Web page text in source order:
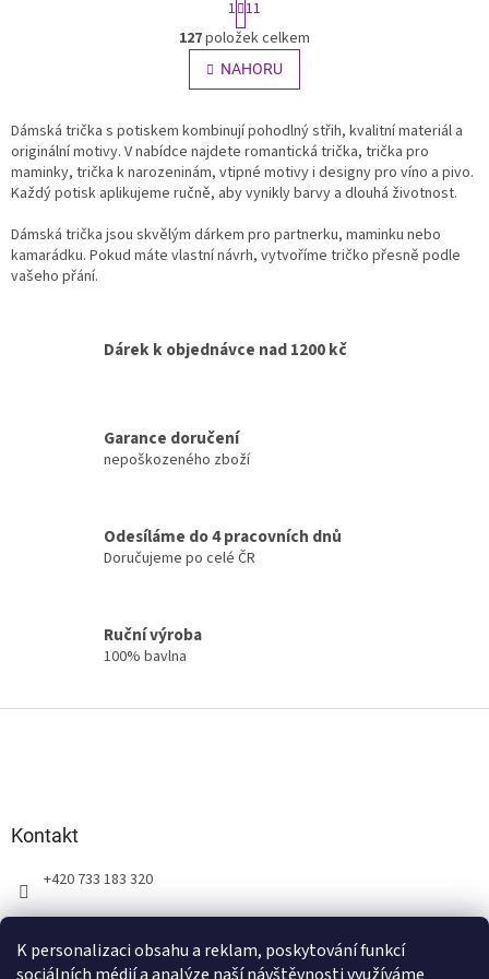
K personalizaci obsahu a reklam, poskytování funkcí
O
v
l
á
a
c
í
p
v
k
i
t
r
á
n
k
v
á
n
í
1 11
127položek celkem
NAHORU
Dámská trička s potiskem kombinují pohodlný střih, kvalitní materiál a
originální motivy. V nabídce najdete romantická trička, trička pro
maminky, trička k narozeninám, vtipné motivy i designy pro víno a pivo.
Každý potisk aplikujeme ručně, aby vynikly barvy a dlouhá životnost.
Dámská trička jsou skvělým dárkem pro partnerku, maminku nebo
kamarádku. Pokud máte vlastní návrh, vytvoříme tričko přesně podle
vašeho přání.
Dárek k objednávce nad 1200 kč
Garance doručení
nepoškozeného zboží
Odesíláme do 4 pracovních dnů
Doručujeme po celé ČR
Ruční výroba
100% bavlna
Kontakt
+420 733 183 320